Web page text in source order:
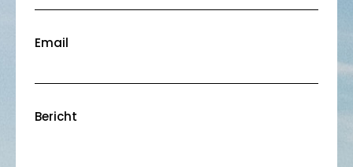
Email
Bericht